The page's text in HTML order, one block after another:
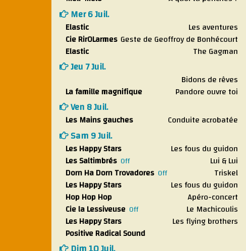
Mer 6 Juil.
Elastic
Les aventures
Cie RirOLarmes Geste de Geoffroy de Bonhécourt
Elastic
The Gagman
Jeu 7 Juil.
Bidons de rêves
La famille magnifique
Pandore ouvre toi
Ven 8 Juil.
Les Mains gauches Conduite acrobatée
Sam 9 Juil.
Les Happy Stars
Les fous du guidon
Les Saltimbrés
Lui & Lui
Off
Dorn Ha Dorn Trovadores Triskel
Off
Les Happy Stars
Les fous du guidon
Hop Hop Hop
Apéro-concert
Cie la Lessiveuse
Le Machicoulis
Off
Les Happy Stars
Les flying brothers
Positive Radical Sound